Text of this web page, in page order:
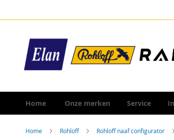
naar
inhoud
Home Onze merken Service
Home Rohloff Rohloff naaf configurator